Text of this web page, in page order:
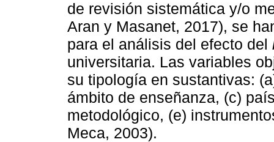
de revisión sistemática y/o
Aran y Masanet, 2017), se
para el análisis del efecto del
universitaria. Las variables
su tipología en sustantivas:
ámbito de enseñanza, (c)
metodológico, (e)
Meca, 2003).